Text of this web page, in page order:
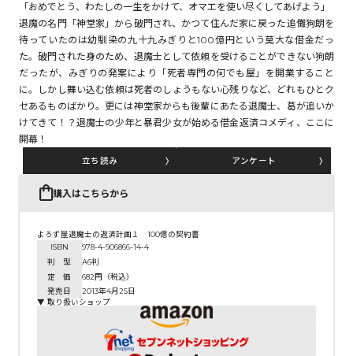
コミックパルフェ
閉じる
「おめでとう、わたしの一生をかけて、オマエを使い尽くしてあげよう」
退魔の名門「神堂家」から破門され、かつて住んだ家に戻った追儺狗朗を
待っていたのは幼馴染の九十九みぎりと100億円という莫大な借金だっ
た。破門された身のため、退魔士として依頼を受けることができない狗朗
だったが、みぎりの発案により「死者専門の何でも屋」を開業すること
に。しかし舞い込む依頼は死者のしょうもない心残りなど、どれもひとク
セあるものばかり。更には神堂家からも後輩にあたる退魔士、葛が追いか
けてきて！？退魔士の少年と暴君少女が始める借金返済コメディ、ここに
開幕！
立ち読み アンケート
購入はこちらから
よろず屋退魔士の返済計画１ 100億の契約書
ISBN
978-4-906866-14-4
判 型
A6判
定 価
682円（税込）
発売日
2013年4月25日
▼ 取り扱いショップ